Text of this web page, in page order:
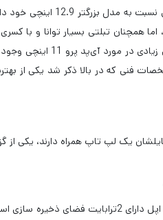
باید در نظر
به وفور دارد. آی‌پد پرو 11 با مشخصات فنی که در
یک لپ تاپ همراه دارند، یکی از